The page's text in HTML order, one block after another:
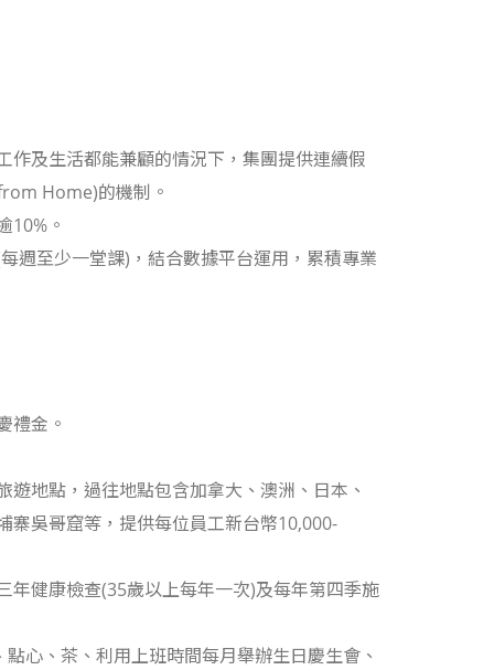
作及生活都能兼顧的情況下，集團提供連續假
Home)的機制。
10%。
週至少一堂課)，結合數據平台運用，累積專業
禮金。
遊地點，過往地點包含加拿大、澳洲、日本、
寨吳哥窟等，提供每位員工新台幣10,000-
年健康檢查(35歲以上每年一次)及每年第四季施
心、茶、利用上班時間每月舉辦生日慶生會、